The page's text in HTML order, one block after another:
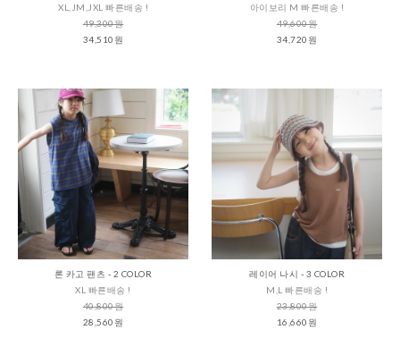
XL,JM,JXL 빠른배송 !
49,300원
34,510원
아이보리 M 빠른배송 !
49,600원
34,720원
론 카고 팬츠 - 2 COLOR
XL 빠른배송 !
40,800원
28,560원
레이어 나시 - 3 COLOR
M,L 빠른배송 !
23,800원
16,660원